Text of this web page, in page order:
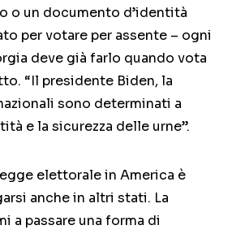
o un documento d’identità
per votare per assente – ogni
deve già farlo quando vota
“Il presidente Biden, la
sono determinati a
e la sicurezza delle urne”.
elettorale in America è
anche in altri stati. La
a passare una forma di